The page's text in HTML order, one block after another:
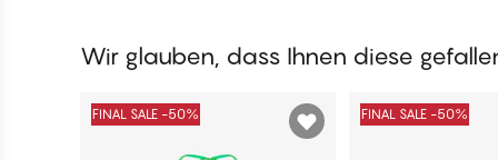
Wir glauben, dass Ihnen diese
FINAL SALE -50% FINAL SALE -50%